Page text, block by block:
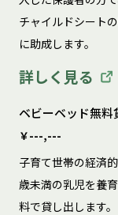
チャイルドシート
に助成します。
詳しく見る
ベビーベッド無料
￥---,---
子育て世帯の経済
歳未満の乳児を養
料で貸し出します。